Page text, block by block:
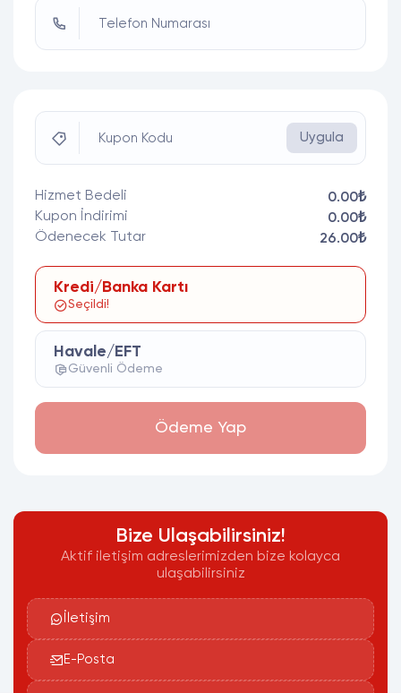
Telefon Numarası
Kupon Kodu Uygula
Hizmet Bedeli
0.00₺
Kupon İndirimi
0.00₺
Ödenecek Tutar
26.00₺
Kredi/Banka Kartı
Seçildi!
Havale/EFT
Güvenli Ödeme
Ödeme Yap
Bize Ulaşabilirsiniz!
Aktif iletişim adreslerimizden bize kolayca
ulaşabilirsiniz
İletişim
E-Posta